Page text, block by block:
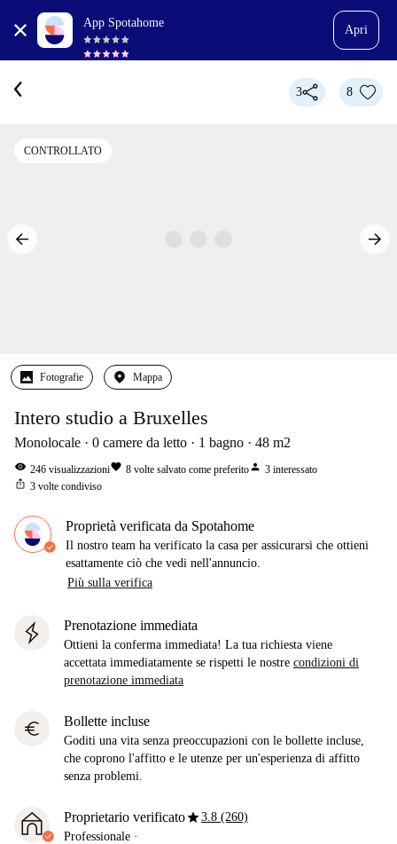
App Spotahome
Apri
3 8
CONTROLLATO
Fotografie Mappa
Intero studio a Bruxelles
Monolocale 0 camere da letto 1 bagno 48 m2
visibility 246 visualizzazionifavorite 8 volte salvato come preferitoperson 3 interessato
ios_share 3 volte condiviso
Proprietà verificata da Spotahome
Il nostro team ha verificato la casa per assicurarsi che ottieni
esattamente ciò che vedi nell'annuncio.
Più sulla verifica
Prenotazione immediata
Ottieni la conferma immediata! La tua richiesta viene
accettata immediatamente se rispetti le nostre condizioni di
prenotazione immediata
euro Bollette incluse
Goditi una vita senza preoccupazioni con le bollette incluse,
che coprono l'affitto e le utenze per un'esperienza di affitto
senza problemi.
Proprietario verificatostar3.8 (260)
Professionale ·